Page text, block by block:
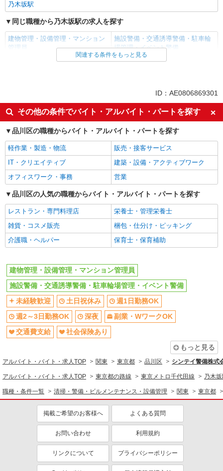
乃木坂駅
同じ職種から乃木坂駅の求人を探す
建物管理・設備管理・マンション
管理員
施設警備・交通誘導警備・駐車輪
場管理・イベント警備
未経験歓迎
土日祝休み
週1日勤務OK
週2～3日勤務OK
深夜
副業・WワークOK
交通費支給
社会保険あり
社宅・寮あり
まかない・食事補助
同じ職種から求人を探す
清掃・警備・ビルメンテナンス・設備管理
建物管理・設備管理・マンショ
ン管理員
施設警備・交通誘導警備・駐車
輪場管理・イベント警備
同じ特徴から求人を探す
未経験歓迎
土日祝休み
週1日勤務OK
週2～3日勤務OK
深夜
副業・WワークOK
交通費支給
社会保険あり
社宅・寮あり
まかない・食事補助
関連する条件をもっと見る
ID：AE0806869301
その他の条件でバイト・アルバイト・パートを探す
品川区の職種からバイト・アルバイト・パートを探す
軽作業・製造・物流
販売・接客サービス
IT・クリエイティブ
建築・設備・アクティブワーク
オフィスワーク・事務
営業
品川区の人気の職種からバイト・アルバイト・パートを探す
レストラン・専門料理店
栄養士・管理栄養士
雑貨・コスメ販売
梱包・仕分け・ピッキング
介護職・ヘルパー
保育士・保育補助
建物管理・設備管理・マンション管理員
施設警備・交通誘導警備・駐車輪場管理・イベント警備
未経験歓迎
土日祝休み
週1日勤務OK
週2～3日勤務OK
深夜
副業・WワークOK
交通費支給
社会保険あり
もっと見る
アルバイト・バイト・求人TOP 関東 東京都 品川区 シンテイ警備株
アルバイト・バイト・求人TOP 東京都の路線 東京メトロ千代田線 乃木
職種・条件一覧 清掃・警備・ビルメンテナンス・設備管理 関東 東京都
掲載ご希望のお客様へ よくある質問
お問い合わせ 利用規約
リンクについて プライバシーポリシー